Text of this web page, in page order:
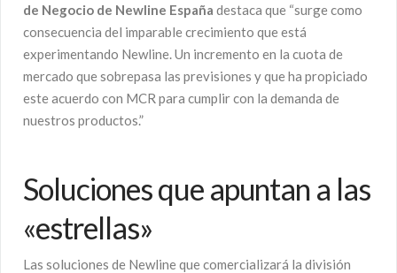
de Negocio de Newline España destaca que “surge como
consecuencia del imparable crecimiento que está
experimentando Newline. Un incremento en la cuota de
mercado que sobrepasa las previsiones y que ha propiciado
este acuerdo con MCR para cumplir con la demanda de
nuestros productos.”
Soluciones que apuntan a las
«estrellas»
Las soluciones de Newline que comercializará la división